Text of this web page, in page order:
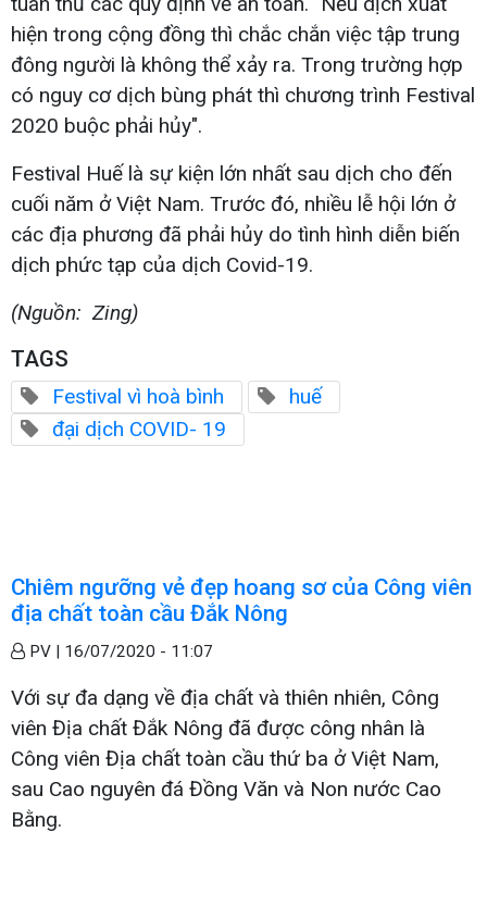
hiện trong cộng đồng thì chắc chắn việc tập trung
đông người là không thể xảy ra. Trong trường hợp
có nguy cơ dịch bùng phát thì chương trình Festival
2020 buộc phải hủy".
Festival Huế là sự kiện lớn nhất sau dịch cho đến
cuối năm ở Việt Nam. Trước đó, nhiều lễ hội lớn ở
các địa phương đã phải hủy do tình hình diễn biến
dịch phức tạp của dịch Covid-19.
(Nguồn: Zing)
TAGS
Festival vì hoà bình
huế
đại dịch COVID- 19
Chiêm ngưỡng vẻ đẹp hoang sơ của Công viên
địa chất toàn cầu Đắk Nông
PV | 16/07/2020 - 11:07
Với sự đa dạng về địa chất và thiên nhiên, Công
viên Địa chất Đắk Nông đã được công nhân là
Công viên Địa chất toàn cầu thứ ba ở Việt Nam,
sau Cao nguyên đá Đồng Văn và Non nước Cao
Bằng.